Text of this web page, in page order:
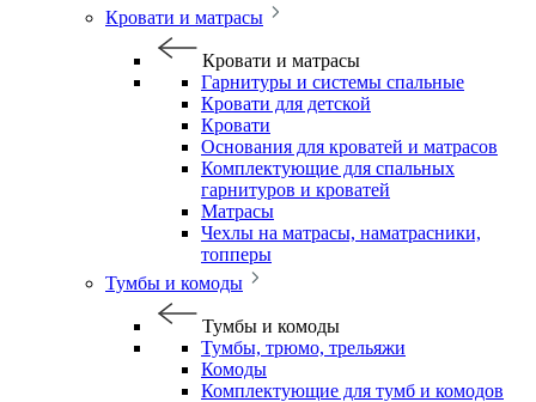
Кровати и матрасы
Кровати и матрасы
Гарнитуры и системы спальные
Кровати для детской
Кровати
Основания для кроватей и матрасов
Комплектующие для спальных
гарнитуров и кроватей
Матрасы
Чехлы на матрасы, наматрасники,
топперы
Тумбы и комоды
Тумбы и комоды
Тумбы, трюмо, трельяжи
Комоды
Комплектующие для тумб и комодов